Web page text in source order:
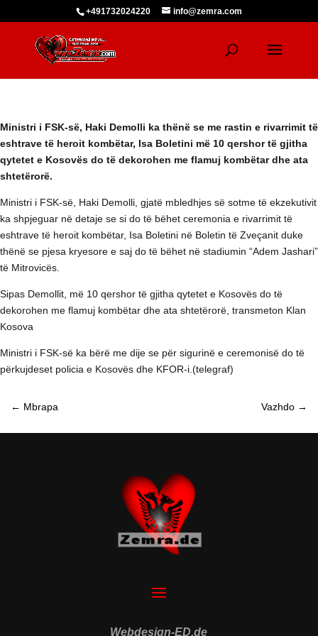
+491732024220 info@zemra.com
Ministri i FSK-së, Haki Demolli ka thënë se me rastin e rivarrimit të
eshtrave të heroit kombëtar, Isa Boletini më 10 qershor të gjitha
qytetet e Kosovës do të dekorohen me flamuj kombëtar dhe ata
shtetërorë.
Ministri i FSK-së, Haki Demolli, gjatë mbledhjes së sotme të ekzekutivit
ka shpjeguar në detaje se si do të bëhet ceremonia e rivarrimit të
eshtrave të heroit kombëtar, Isa Boletini në Boletin të Zveçanit duke
thënë se pjesa kryesore e saj do të bëhet në stadiumin “Adem Jashari”
të Mitrovicës.
Sipas Demollit, më 10 qershor të gjitha qytetet e Kosovës do të
dekorohen me flamuj kombëtar dhe ata shtetërorë, transmeton Klan
Kosova
Ministri i FSK-së ka bërë me dije se për sigurinë e ceremonisë do të
përkujdeset policia e Kosovës dhe KFOR-i.(telegraf)
← Mbrapa Vazhdo →
Webdesign-ED.de